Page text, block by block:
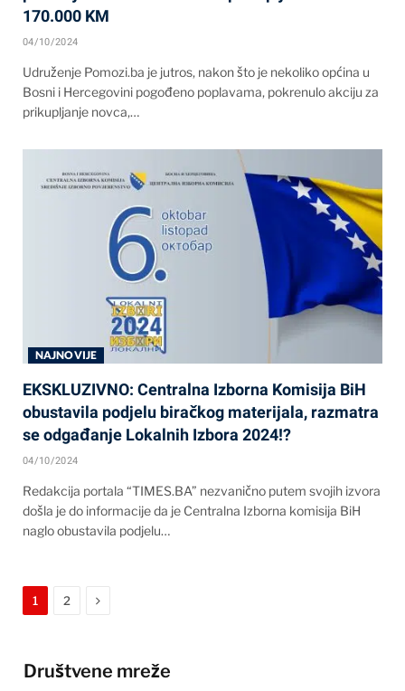
170.000 KM
04/10/2024
Udruženje Pomozi.ba je jutros, nakon što je nekoliko općina u
Bosni i Hercegovini pogođeno poplavama, pokrenulo akciju za
prikupljanje novca,…
NAJNOVIJE
EKSKLUZIVNO: Centralna Izborna Komisija BiH
obustavila podjelu biračkog materijala, razmatra
se odgađanje Lokalnih Izbora 2024!?
04/10/2024
Redakcija portala “TIMES.BA” nezvanično putem svojih izvora
došla je do informacije da je Centralna Izborna komisija BiH
naglo obustavila podjelu…
1 2 Next
Društvene mreže